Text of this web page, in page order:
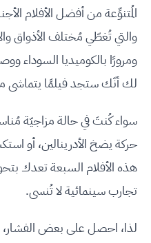
المُتنوِّعة من أفضل الأفلام
والتي تُغطّي مُختلف الأذواق
ومرورًا بالكوميديا السوداء
لك أنّك ستجد فيلمًا
سواء كُنتَ في حالة مزاجيّة
حركة يضخ الأدرينالين، أو
هذه الأفلام السبعة تعدك
تجارب سينمائية لا تُنسى.
لذا، احصل على بعض